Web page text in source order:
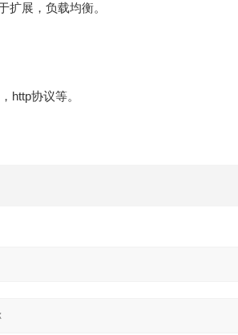
展，负载均衡。
协议等。